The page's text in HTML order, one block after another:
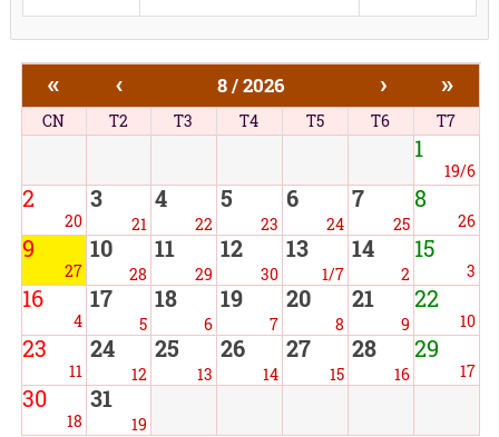
« ‹ 8 / 2026 › »
CN T2 T3 T4 T5 T6 T7
1
19/6
2
20
3
21
4
22
5
23
6
24
7
25
8
26
9
27
10
28
11
29
12
30
13
1/7
14
2
15
3
16
4
17
5
18
6
19
7
20
8
21
9
22
10
23
11
24
12
25
13
26
14
27
15
28
16
29
17
30
18
31
19